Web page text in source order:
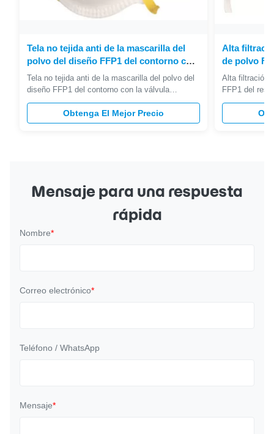
Tela no tejida anti de la mascarilla del
polvo del diseño FFP1 del contorno con
la válvula
Tela no tejida anti de la mascarilla del polvo del
diseño FFP1 del contorno con la válvula
Ventajas La capa externa del polipropileno (P.P.)
proporciona la guarnición lisa y evita fibras
flojas. El sello grabado en relieve de la franja
Obtenga El Mejor Precio
Alta
de polvo
reutilizable
fácil
Alta filtración
FFP1 del
máscara/de
Alto】 de la
tecnología el
Mensaje para una respuesta
rápida
Nombre*
Correo electrónico*
Teléfono / WhatsApp
Mensaje*